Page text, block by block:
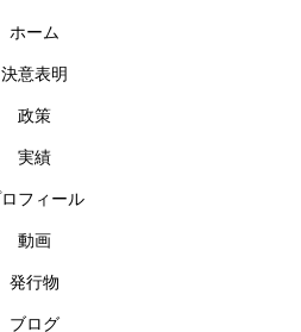
ホーム
決意表明
政策
実績
フィール
動画
発行物
ブログ